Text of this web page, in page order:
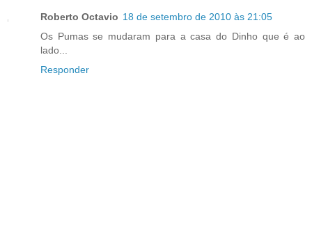
Roberto Octavio 18 de setembro de 2010 às 21:05
Os Pumas se mudaram para a casa do Dinho que é ao
lado...
Responder